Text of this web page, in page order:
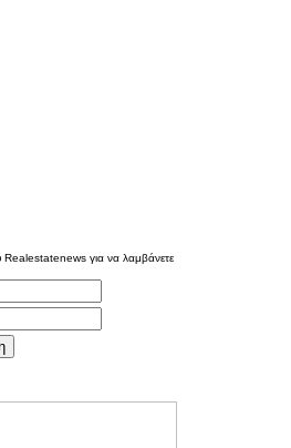
Realestatenews για να λαμβάνετε